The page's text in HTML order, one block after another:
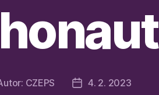
CZEPS
Datum
4. 2. 2023